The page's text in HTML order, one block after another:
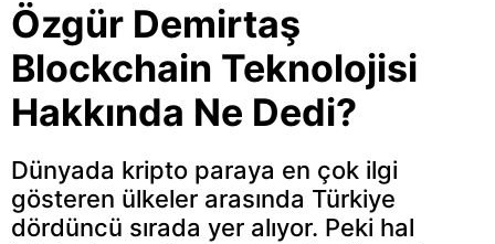
Özgür Demirtaş
Blockchain Teknolojisi
Hakkında Ne Dedi?
Dünyada kripto paraya en çok ilgi
gösteren ülkeler arasında Türkiye
dördüncü sırada yer alıyor. Peki hal